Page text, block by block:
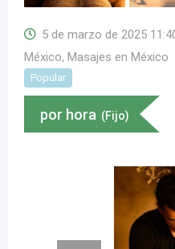
5 de marzo de 2025
México, Masajes en México
Popular
por hora (Fijo)